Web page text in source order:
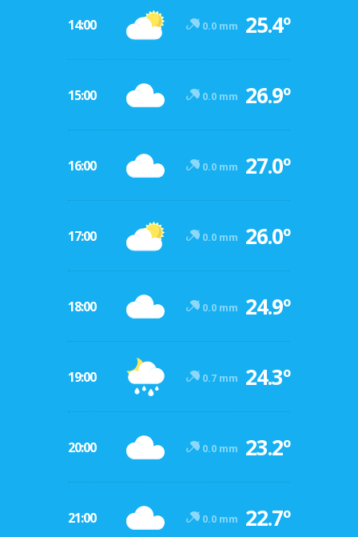
14:00 0.0 mm 25.4º
15:00 0.0 mm 26.9º
16:00 0.0 mm 27.0º
17:00 0.0 mm 26.0º
18:00 0.0 mm 24.9º
19:00 0.7 mm 24.3º
20:00 0.0 mm 23.2º
21:00 0.0 mm 22.7º